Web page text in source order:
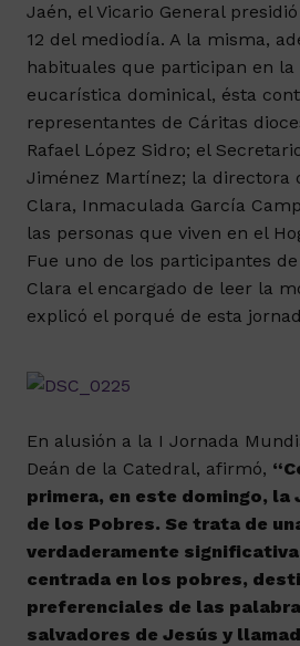
Jaén, el Vicario General
12 del mediodía. A la misma,
habituales que participan en la
eucarística dominical, ésta
representantes de Cáritas
Rafael López Sidro; el
Jiménez Martínez; la directora
Clara, Inmaculada García
las personas que viven en el
Fue uno de los participantes
Clara el encargado de leer la
explicó el porqué de esta
En alusión a la I Jornada
Deán de la Catedral, afirmó,
primera, en este domingo, la
de los Pobres. Se trata de
verdaderamente
centrada en los pobres,
preferenciales de las
salvadores de Jesús y